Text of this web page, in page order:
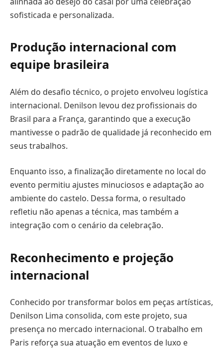
sofisticada e personalizada.
Produção internacional com
equipe brasileira
Além do desafio técnico, o projeto envolveu logística
internacional. Denilson levou dez profissionais do
Brasil para a França, garantindo que a execução
mantivesse o padrão de qualidade já reconhecido em
seus trabalhos.
Enquanto isso, a finalização diretamente no local do
evento permitiu ajustes minuciosos e adaptação ao
ambiente do castelo. Dessa forma, o resultado
refletiu não apenas a técnica, mas também a
integração com o cenário da celebração.
Reconhecimento e projeção
internacional
Conhecido por transformar bolos em peças artísticas,
Denilson Lima consolida, com este projeto, sua
presença no mercado internacional. O trabalho em
Paris reforça sua atuação em eventos de luxo e